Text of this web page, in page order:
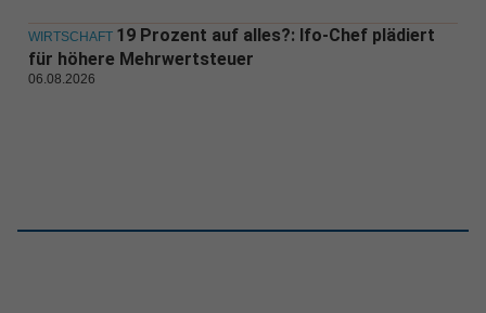
WIRTSCHAFT 19 Prozent auf alles?: Ifo-Chef plädiert
für höhere Mehrwertsteuer
06.08.2026